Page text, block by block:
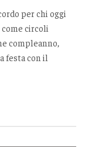
per chi oggi
circoli
compleanno,
festa con il